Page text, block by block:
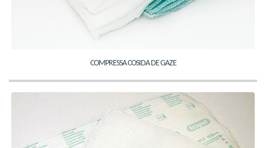
COMPRESSA COSIDA DE GAZE